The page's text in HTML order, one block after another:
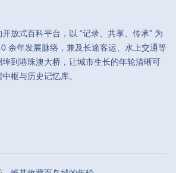
放式百科平台，以 “记录、共享、传承” 为
余年发展脉络，兼及长途客运、水上交通等
到港珠澳大桥，让城市生长的年轮清晰可
枢与历史记忆库。